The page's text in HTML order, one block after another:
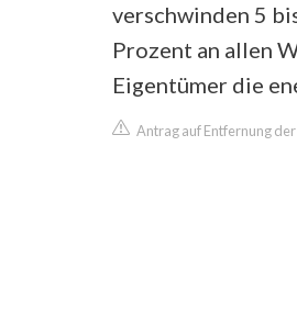
verschwinden 5
Prozent an allen
Eigentümer die
Antrag auf Entfernung